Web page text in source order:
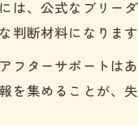
は、公式なブリー
断材料になりま
フターサポート
集めることが、